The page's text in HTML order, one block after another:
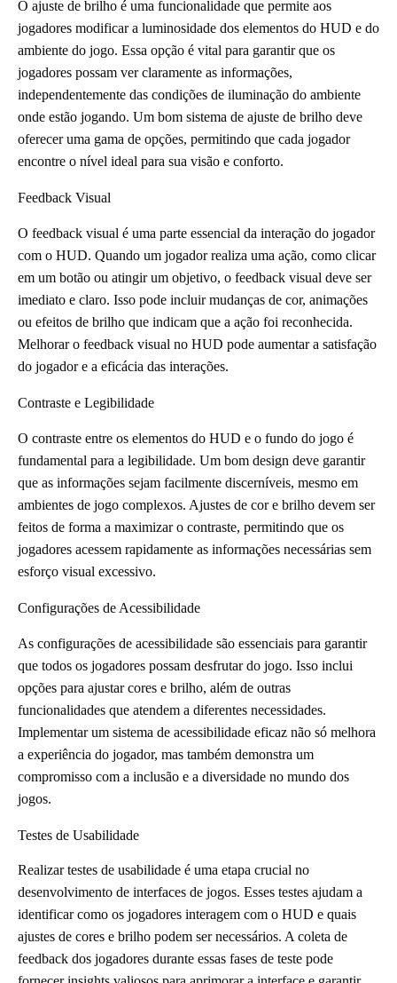
O ajuste de brilho é uma funcionalidade que permite aos
jogadores modificar a luminosidade dos elementos do HUD e do
ambiente do jogo. Essa opção é vital para garantir que os
jogadores possam ver claramente as informações,
independentemente das condições de iluminação do ambiente
onde estão jogando. Um bom sistema de ajuste de brilho deve
oferecer uma gama de opções, permitindo que cada jogador
encontre o nível ideal para sua visão e conforto.
Feedback Visual
O feedback visual é uma parte essencial da interação do jogador
com o HUD. Quando um jogador realiza uma ação, como clicar
em um botão ou atingir um objetivo, o feedback visual deve ser
imediato e claro. Isso pode incluir mudanças de cor, animações
ou efeitos de brilho que indicam que a ação foi reconhecida.
Melhorar o feedback visual no HUD pode aumentar a satisfação
do jogador e a eficácia das interações.
Contraste e Legibilidade
O contraste entre os elementos do HUD e o fundo do jogo é
fundamental para a legibilidade. Um bom design deve garantir
que as informações sejam facilmente discerníveis, mesmo em
ambientes de jogo complexos. Ajustes de cor e brilho devem ser
feitos de forma a maximizar o contraste, permitindo que os
jogadores acessem rapidamente as informações necessárias sem
esforço visual excessivo.
Configurações de Acessibilidade
As configurações de acessibilidade são essenciais para garantir
que todos os jogadores possam desfrutar do jogo. Isso inclui
opções para ajustar cores e brilho, além de outras
funcionalidades que atendem a diferentes necessidades.
Implementar um sistema de acessibilidade eficaz não só melhora
a experiência do jogador, mas também demonstra um
compromisso com a inclusão e a diversidade no mundo dos
jogos.
Testes de Usabilidade
Realizar testes de usabilidade é uma etapa crucial no
desenvolvimento de interfaces de jogos. Esses testes ajudam a
identificar como os jogadores interagem com o HUD e quais
ajustes de cores e brilho podem ser necessários. A coleta de
feedback dos jogadores durante essas fases de teste pode